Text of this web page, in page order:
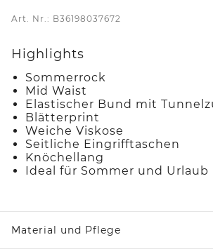
Art. Nr.: B36198037672
Highlights
Sommerrock
Mid Waist
Elastischer Bund mit
Blätterprint
Weiche Viskose
Seitliche Eingrifftaschen
Knöchellang
Ideal für Sommer und Urlaub
Material und Pflege